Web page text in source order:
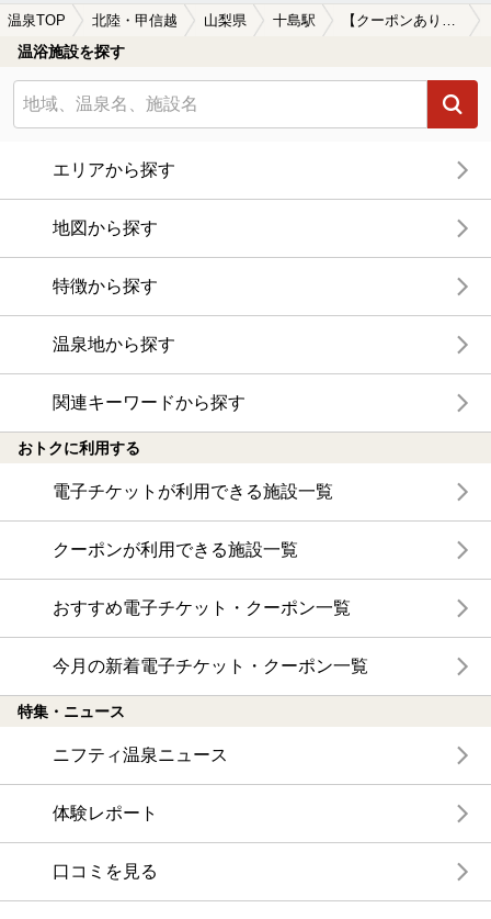
温泉TOP 北陸・甲信越 山梨県 十島駅 【クーポンあり】十島駅近くの温泉宿・温泉旅館・ホテルおすすめ(2026年版)
温浴施設を探す
エリアから探す
地図から探す
特徴から探す
温泉地から探す
関連キーワードから探す
おトクに利用する
電子チケットが利用できる施設一覧
クーポンが利用できる施設一覧
おすすめ電子チケット・クーポン一覧
今月の新着電子チケット・クーポン一覧
特集・ニュース
ニフティ温泉ニュース
体験レポート
口コミを見る